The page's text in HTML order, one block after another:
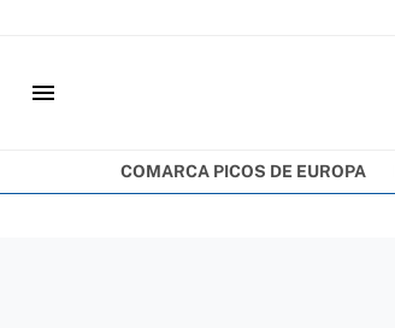
menu
COMARCA PICOS DE EUROPA